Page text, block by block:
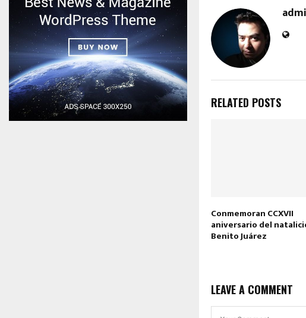
RELATED POSTS
Conmemoran CCXVII
aniversario del
Benito Juárez
LEAVE A COMMENT